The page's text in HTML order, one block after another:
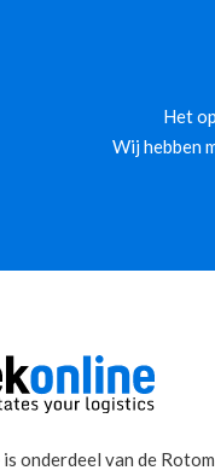
Het
Wij hebben
onderdeel van de